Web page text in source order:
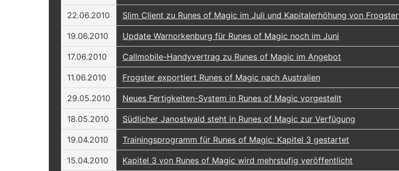
22.06.2010 Slim Client zu Runes of Magic im Juli und Kapitalerhöhung von Frogster
19.06.2010 Update Warnorkenburg für Runes of Magic noch im Juni
17.06.2010 Callmobile-Handyvertrag zu Runes of Magic im Angebot
11.06.2010 Frogster exportiert Runes of Magic nach Australien
29.05.2010 Neues Fertigkeiten-System in Runes of Magic vorgestellt
18.05.2010 Südlicher Janostwald steht in Runes of Magic zur Verfügung
19.04.2010 Trainingsprogramm für Runes of Magic: Kapitel 3 gestartet
15.04.2010 Kapitel 3 von Runes of Magic wird mehrstufig veröffentlicht